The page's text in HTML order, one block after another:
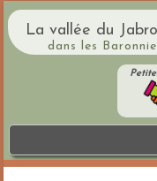
La vallée du
dans les